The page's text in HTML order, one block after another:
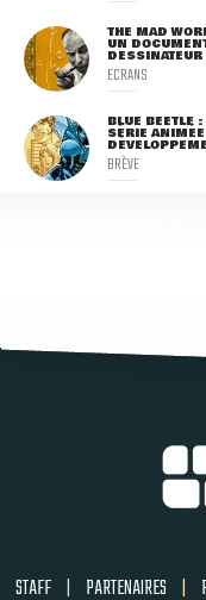
THE MAD
UN
ECRANS
BLUE BEETLE
SÉRIE
BRÈVE
STAFF | PARTENAIRES |